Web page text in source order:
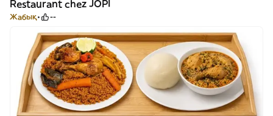
Restaurant chez JOPI
Жабық --